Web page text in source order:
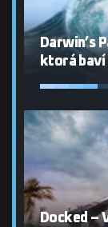
Darwin’s
ktorá baví
Docked –